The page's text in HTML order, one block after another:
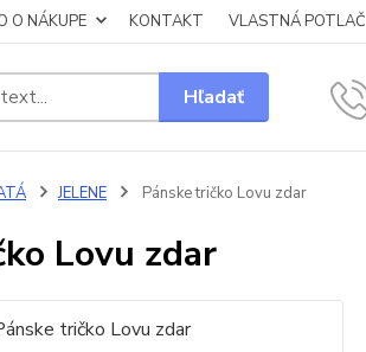
O NÁKUPE KONTAKT VLASTNÁ POTLAČ
Hľadať
JELENE Pánske tričko Lovu zdar
Lovu zdar